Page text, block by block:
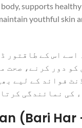
supports
youthful
اس کے طاقتور
دور کرنے، صحت
فوائد کے لیے
کی نمائندگی کرتا